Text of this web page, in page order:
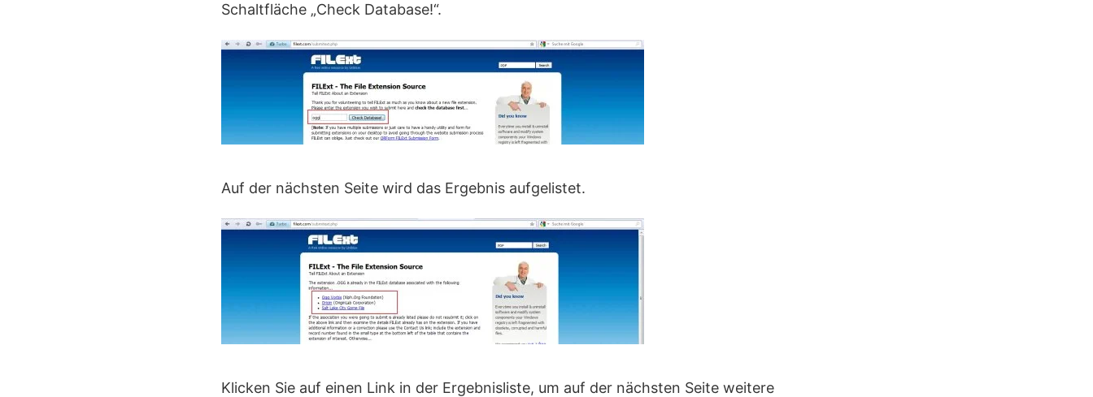
Schaltfläche „Check Database!“.
Auf der nächsten Seite wird das Ergebnis aufgelistet.
Klicken Sie auf einen Link in der Ergebnisliste, um auf der nächsten Seite weitere